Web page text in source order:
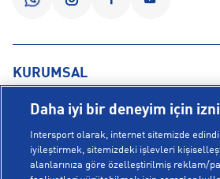
KURUMSAL
Hakkımızda
Mağazalarımız
Bilgi Toplumu Hizmetleri
YARDIM
Sipariş Takibi
Daha iyi bir deneyim için
Intersport olarak, internet sitemizde
iyileştirmek, sitemizdeki işlevleri
alanlarınıza göre özelleştirilmiş reklam/